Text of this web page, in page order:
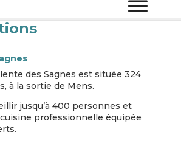
des Sagnes est située 324
à la sortie de Mens.
jusqu’à 400 personnes et
professionnelle équipée